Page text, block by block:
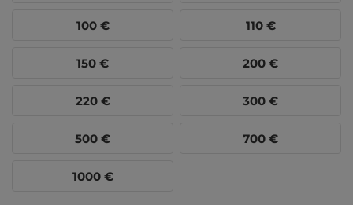
100 € 110 €
150 € 200 €
220 € 300 €
500 € 700 €
1000 €